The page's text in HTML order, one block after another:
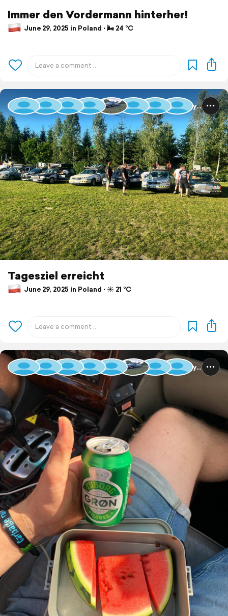
Immer den Vordermann hinterher!
June 29, 2025 in Poland ⋅ 🌬 24 °C
Baltic Rally 2025
Tagesziel erreicht
June 29, 2025 in Poland ⋅ ☀️ 21 °C
Baltic Rally 2025